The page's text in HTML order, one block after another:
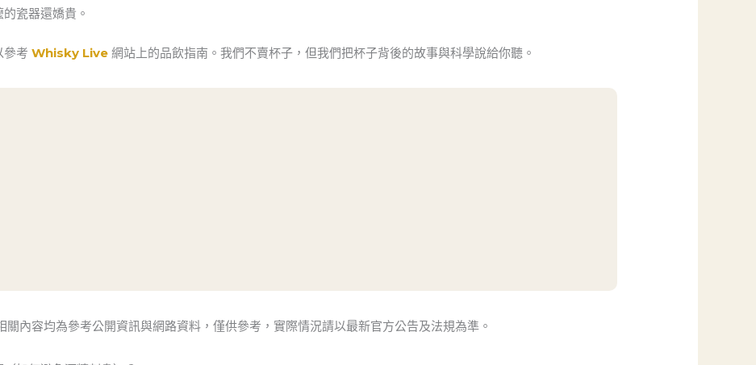
瓷器還嬌貴。
參考Whisky Live 網站上的品飲指南。我們不賣杯子，但我們把杯子背後的故事與科學說給你聽。
內容均為參考公開資訊與網路資料，僅供參考，實際情況請以最新官方公告及法規為準。